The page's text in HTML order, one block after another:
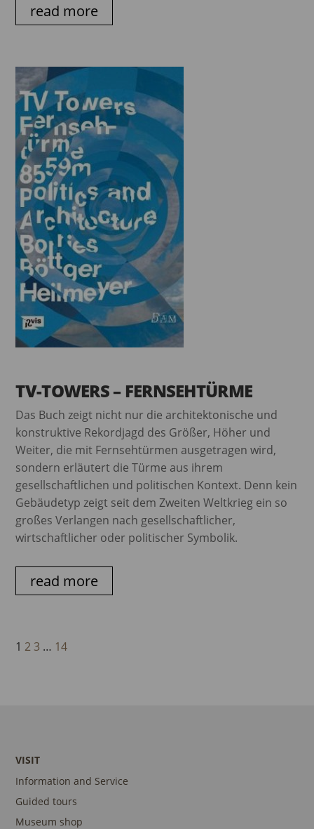
read more
TV-TOWERS – FERNSEHTÜRME
Das Buch zeigt nicht nur die architektonische und
konstruktive Rekordjagd des Größer, Höher und
Weiter, die mit Fernsehtürmen ausgetragen wird,
sondern erläutert die Türme aus ihrem
gesellschaftlichen und politischen Kontext. Denn kein
Gebäudetyp zeigt seit dem Zweiten Weltkrieg ein so
großes Verlangen nach gesellschaftlicher,
wirtschaftlicher oder politischer Symbolik.
read more
1 2 3 … 14
VISIT
Information and Service
Guided tours
Museum shop